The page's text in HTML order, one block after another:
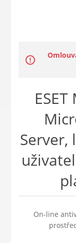
Server,
On-line